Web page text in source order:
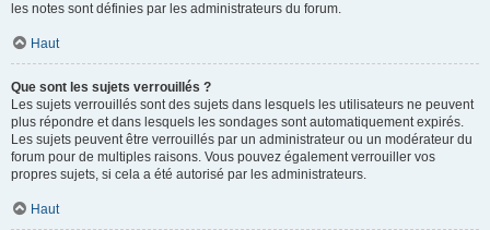
les notes sont définies par les administrateurs du forum.
Haut
Que sont les sujets verrouillés ?
Les sujets verrouillés sont des sujets dans lesquels les utilisateurs ne peuvent
plus répondre et dans lesquels les sondages sont automatiquement expirés.
Les sujets peuvent être verrouillés par un administrateur ou un modérateur du
forum pour de multiples raisons. Vous pouvez également verrouiller vos
propres sujets, si cela a été autorisé par les administrateurs.
Haut